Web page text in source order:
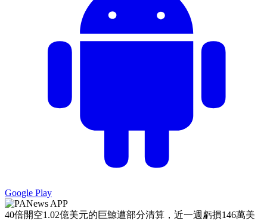
Google Play
40倍開空1.02億美元的巨鯨遭部分清算，近一週虧損146萬美